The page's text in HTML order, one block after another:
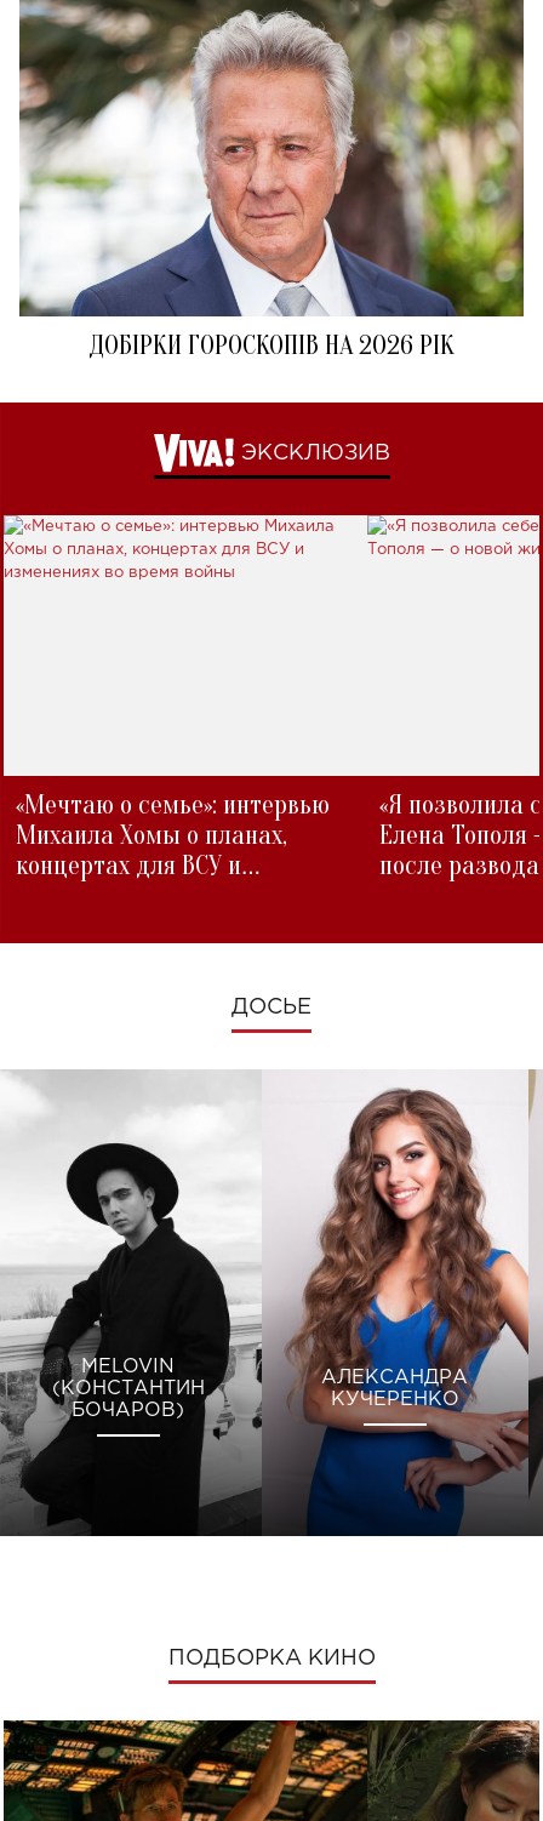
ДОБІРКИ ГОРОСКОПІВ НА 2026 РІК
ЭКСКЛЮЗИВ
«Мечтаю о семье»: интервью
Михаила Хомы о планах,
концертах для ВСУ и
«Я позволила
Елена Тополя
после развода
ДОСЬЕ
MELOVIN
(КОНСТАНТИН
БОЧАРОВ)
АЛЕКСАНДРА
КУЧЕРЕНКО
ПОДБОРКА КИНО